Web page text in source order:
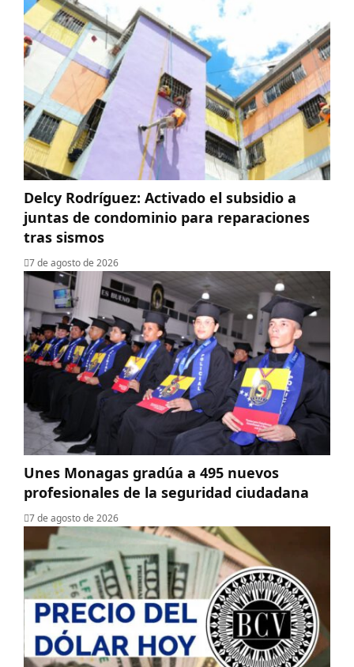
Delcy Rodríguez: Activado el subsidio a
juntas de condominio para reparaciones
tras sismos
7 de agosto de 2026
Unes Monagas gradúa a 495 nuevos
profesionales de la seguridad ciudadana
7 de agosto de 2026